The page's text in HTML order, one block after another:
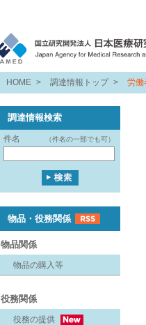
HOME > 調達情報トップ > 労働
調達情報検索
件名 （件名の一部でも可）
物品・役務関係
物品関係
物品の購入等
役務関係
役務の提供